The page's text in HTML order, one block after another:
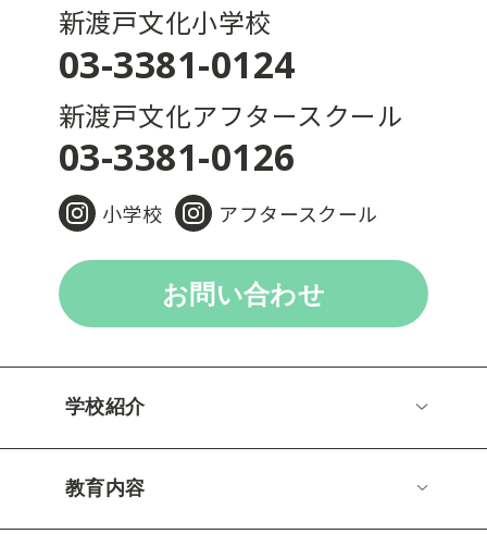
新渡戸文化小学校
03-3381-0124
新渡戸文化アフタースクール
03-3381-0126
小学校 アフタースクール
お問い合わせ
学校紹介
教育内容